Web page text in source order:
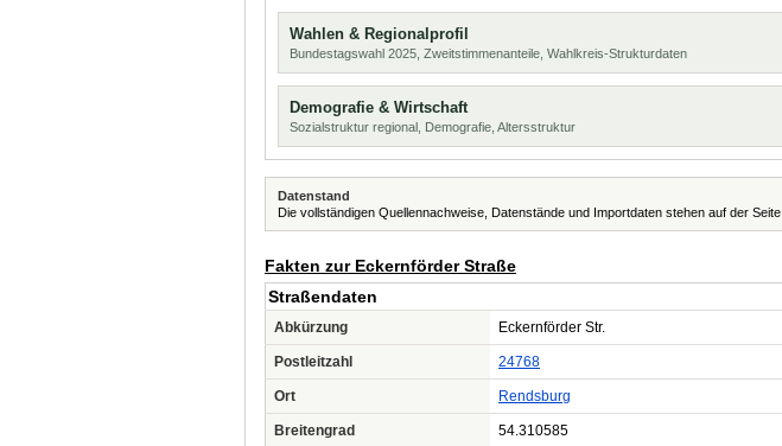
Wahlen & Regionalprofil
Bundestagswahl 2025, Zweitstimmenanteile, Wahlkreis-Strukturdaten
Demografie & Wirtschaft
Sozialstruktur regional, Demografie, Altersstruktur
Datenstand
Die vollständigen Quellennachweise, Datenstände und Importdaten stehen auf der Seite
Fakten zur Eckernförder Straße
Straßendaten
Abkürzung Eckernförder Str.
Postleitzahl 24768
Ort Rendsburg
Breitengrad 54.310585